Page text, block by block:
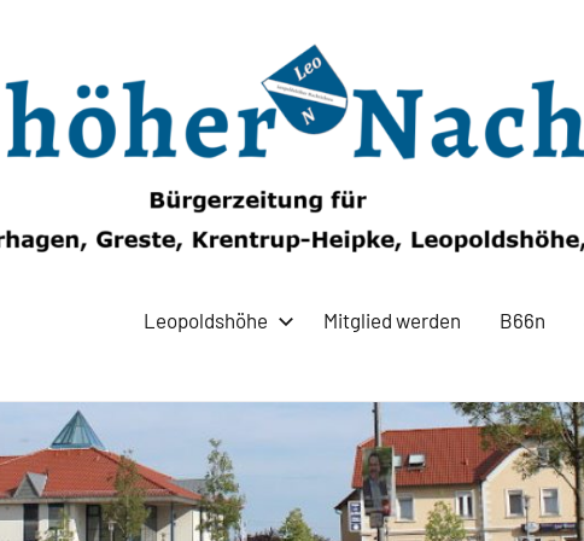
Leopoldshöhe Mitglied werden B66n